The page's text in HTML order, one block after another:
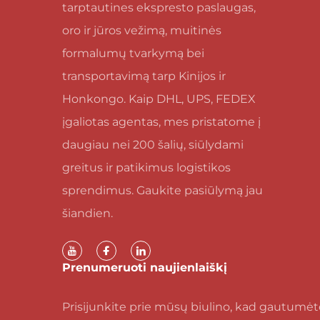
tarptautines ekspresto paslaugas,
oro ir jūros vežimą, muitinės
formalumų tvarkymą bei
transportavimą tarp Kinijos ir
Honkongo. Kaip DHL, UPS, FEDEX
įgaliotas agentas, mes pristatome į
daugiau nei 200 šalių, siūlydami
greitus ir patikimus logistikos
sprendimus. Gaukite pasiūlymą jau
šiandien.
Prenumeruoti naujienlaiškį
Prisijunkite prie mūsų biulino, kad